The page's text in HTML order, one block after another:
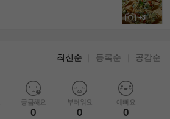
+3
최신순 등록순 공감순
궁금해요
0
부러워요
0
예뻐요
0